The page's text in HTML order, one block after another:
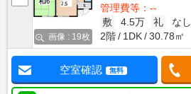
画像 : 19枚
管理費等：--
敷
4.5万 礼
なし
2階
1DK 30.78㎡
空室確認 無料